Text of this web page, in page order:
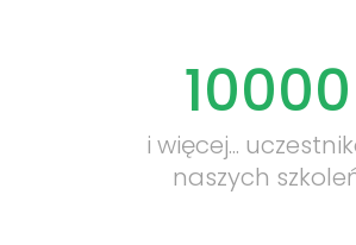
10000
i więcej...
naszych